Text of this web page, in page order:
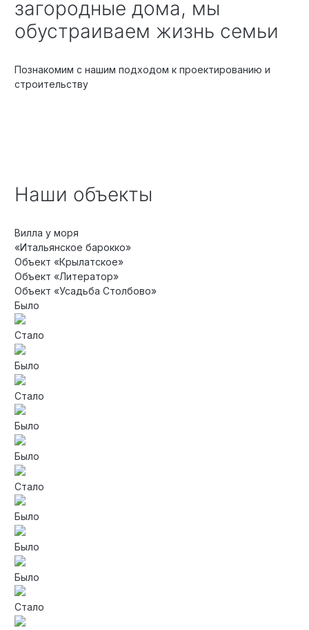
загородные дома, мы
обустраиваем жизнь семьи
Познакомим с нашим подходом к проектированию и
строительству
Наши объекты
Вилла у моря
«Итальянское барокко»
Объект «Крылатское»
Объект «Литератор»
Объект «Усадьба Столбово»
Было
Стало
Было
Стало
Было
Было
Стало
Было
Было
Было
Стало